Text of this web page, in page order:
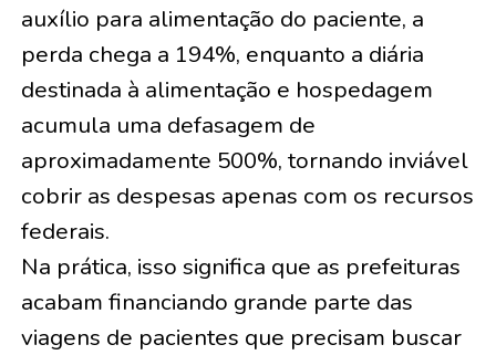
auxílio para alimentação do paciente, a
perda chega a 194%, enquanto a diária
destinada à alimentação e hospedagem
acumula uma defasagem de
aproximadamente 500%, tornando inviável
cobrir as despesas apenas com os recursos
federais.
Na prática, isso significa que as prefeituras
acabam financiando grande parte das
viagens de pacientes que precisam buscar